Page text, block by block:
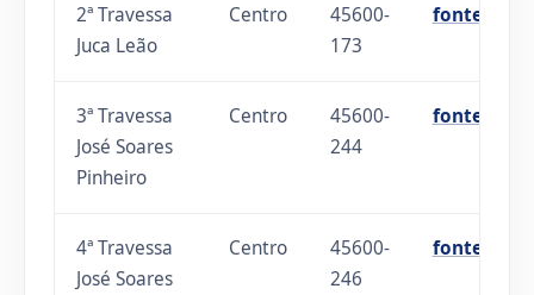
2ª Travessa
Juca Leão
Centro
45600-
173
fonte
3ª Travessa
José Soares
Pinheiro
Centro
45600-
244
fonte
4ª Travessa
José Soares
Centro
45600-
246
fonte